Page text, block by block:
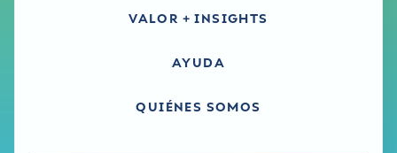
VALOR + INSIGHTS
AYUDA
QUIÉNES SOMOS